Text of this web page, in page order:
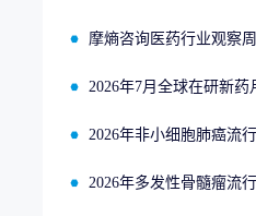
2026年7月全球在研新药